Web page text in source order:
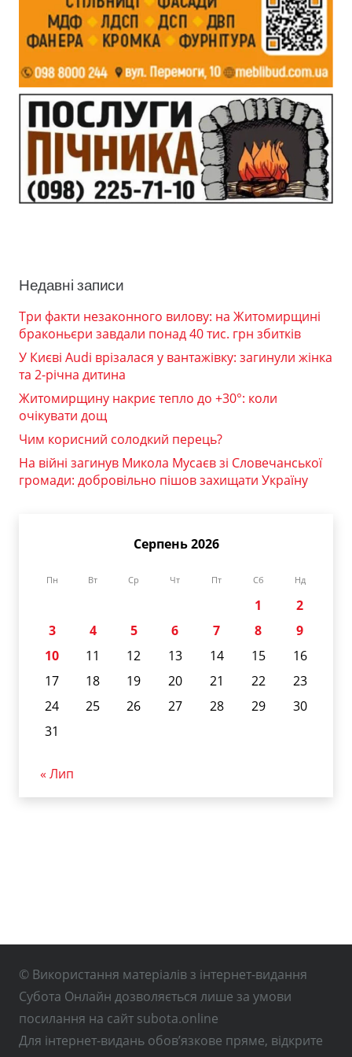
Недавні записи
Три факти незаконного вилову: на Житомирщині
браконьєри завдали понад 40 тис. грн збитків
У Києві Audi врізалася у вантажівку: загинули жінка
та 2-річна дитина
Житомирщину накриє тепло до +30°: коли
очікувати дощ
Чим корисний солодкий перець?
На війні загинув Микола Мусаєв зі Словечанської
громади: добровільно пішов захищати Україну
Серпень 2026
Пн Вт Ср Чт Пт Сб Нд
1
2
3
4 5 6 7 8
9
10
11 12 13 14 15
16
17
18 19 20 21 22
23
24
25 26 27 28 29
30
31
« Лип
© Використання матеріалів з інтернет-видання
Субота Онлайн дозволяється лише за умови
посилання на сайт subota.online
Для інтернет-видань обов’язкове пряме, відкрите